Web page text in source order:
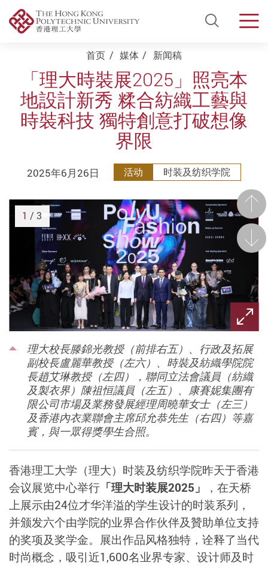
Open
Start main content首页 媒体 新闻稿
「理大時裝展2025」照亮本
地設計新秀 糅合紡織工藝與
時裝科技 獨特創意打破想像
界限
2025年6月26日 活动 时装及纺织学院
前
理大校長滕錦光教授（前排右五）、行政及拓展
副校長盧麗華教授（左六）、時裝及紡織學院院
長趙艾琳教授（左四），聯同立法會議員（紡織
及製衣界）陳祖恒議員（左五）、康賽妮集團有
限公司市場及業務發展經理周曉華女士（左三）
及香港內衣業聯會主席邱允恭先生（右四）等嘉
賓，與一眾得獎學生合照。
后一
1 / 3
香港理工大学（理大）时装及纺织学院昨天于香港
会议展览中心举行 「理大时装展2025 」
，在天桥
上展示由24位才华洋溢的学生设计的时装系列，
并颁发六个由学院的业界合作伙伴及贊助单位支持
的奖项及奖学金。展出作品风格独特，诠释了当代
时尚概念，吸引近1,600名业界专家、设计师及时